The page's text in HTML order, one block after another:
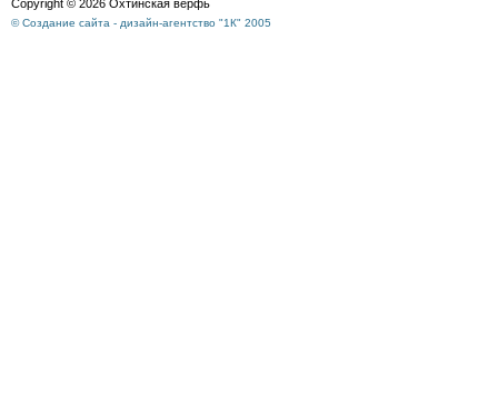
Copyright © 2026 Охтинская верфь
© Создание сайта - дизайн-агентство "1К" 2005